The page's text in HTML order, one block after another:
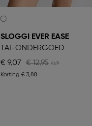
SLOGGI EVER EASE
TAI-ONDERGOED
€ 9,07
€ 12,95
Korting € 3,88